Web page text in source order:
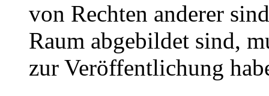
von Rechten anderer
Raum abgebildet sind,
zur Veröffentlichung